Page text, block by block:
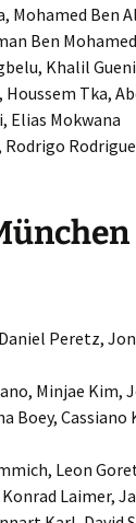
Mohamed Ben
Ben Mohamed
Khalil
Houssem Tka,
Elias Mokwana
Peretz,
Minjae Kim,
Boey, Cassiano
Leon
Laimer,